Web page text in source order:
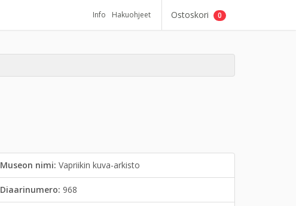
Info Hakuohjeet Ostoskori 0
Museon nimi:Vapriikin kuva-arkisto
Diaarinumero: 968